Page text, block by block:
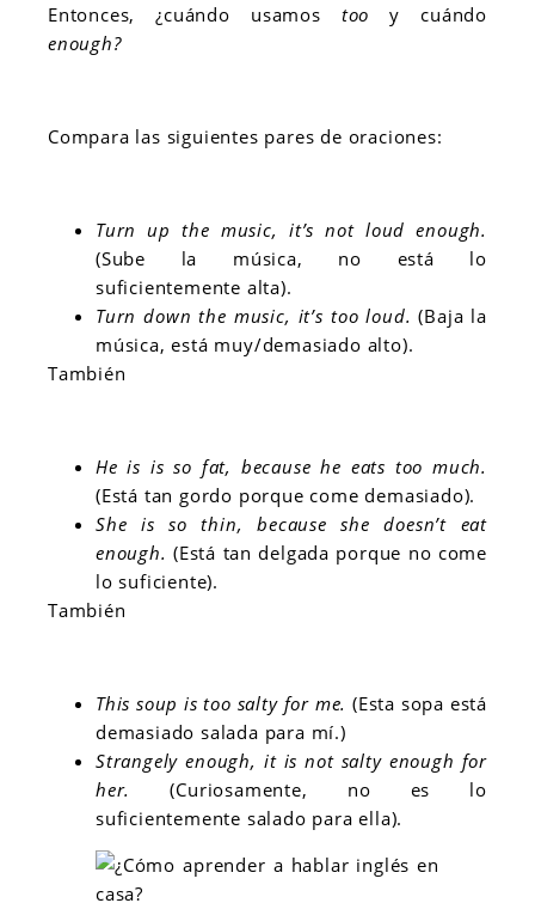
Entonces, ¿cuándo usamos too y cuándo
enough?
Compara las siguientes pares de oraciones:
Turn up the music, it’s not loud enough.
(Sube la música, no está lo
suficientemente alta).
Turn down the music, it’s too loud. (Baja la
música, está muy/demasiado alto).
También
He is is so fat, because he eats too much.
(Está tan gordo porque come demasiado).
She is so thin, because she doesn’t eat
enough. (Está tan delgada porque no come
lo suficiente).
También
This soup is too salty for me. (Esta sopa está
demasiado salada para mí.)
Strangely enough, it is not salty enough for
her.
(Curiosamente, no es lo
suficientemente salado para ella).